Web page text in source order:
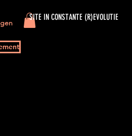
SITE IN CONSTANTE (R)EVOLUTIE